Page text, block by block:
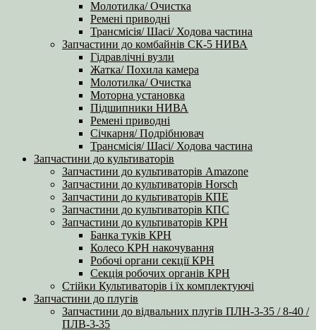
Молотилка/ Очистка
Ремені приводні
Трансмісія/ Шасі/ Ходова частина
Запчастини до комбайнів СК-5 НИВА
Гідравлічні вузли
Жатка/ Похила камера
Молотилка/ Очистка
Моторна установка
Підшипники НИВА
Ремені приводні
Січкарня/ Подрібнювач
Трансмісія/ Шасі/ Ходова частина
Запчастини до культиваторів
Запчастини до культиваторів Amazone
Запчастини до культиваторів Horsch
Запчастини до культиваторів КПЕ
Запчастини до культиваторів КПС
Запчастини до культиваторів КРН
Банка туків КРН
Колесо КРН накочування
Робочі органи секції КРН
Секція робочих органів КРН
Стійки Культиваторів і їх комплектуючі
Запчастини до плугів
Запчастини до відвальних плугів ПЛН-3-35 / 8-40 /
ПЛВ-3-35